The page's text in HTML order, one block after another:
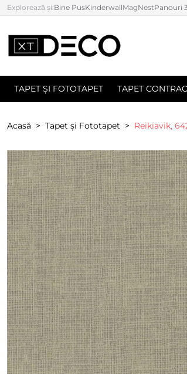
Explorează și:Bine PusKinderwallMagNestPanouri
TAPET ȘI FOTOTAPET TAPET
Acasă Tapet și Fototapet Reikiavik,